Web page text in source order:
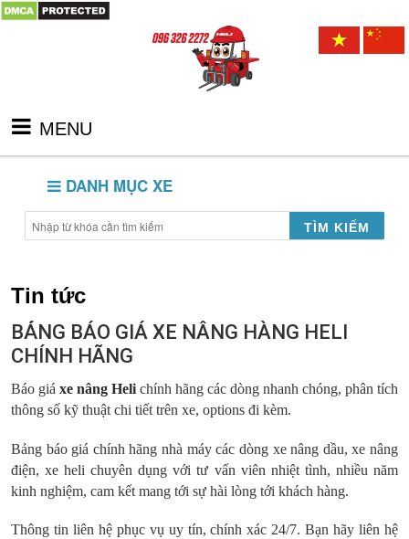
MENU
DANH MỤC XE
TÌM KIẾM
Tin tức
BẢNG BÁO GIÁ XE NÂNG HÀNG HELI
CHÍNH HÃNG
Báo giá xe nâng Heli chính hãng các dòng nhanh chóng, phân tích
thông số kỹ thuật chi tiết trên xe, options đi kèm.
Bảng báo giá chính hãng nhà máy các dòng xe nâng dầu, xe nâng
điện, xe heli chuyên dụng với tư vấn viên nhiệt tình, nhiều năm
kinh nghiệm, cam kết mang tới sự hài lòng tới khách hàng.
Thông tin liên hệ phục vụ uy tín, chính xác 24/7. Bạn hãy liên hệ